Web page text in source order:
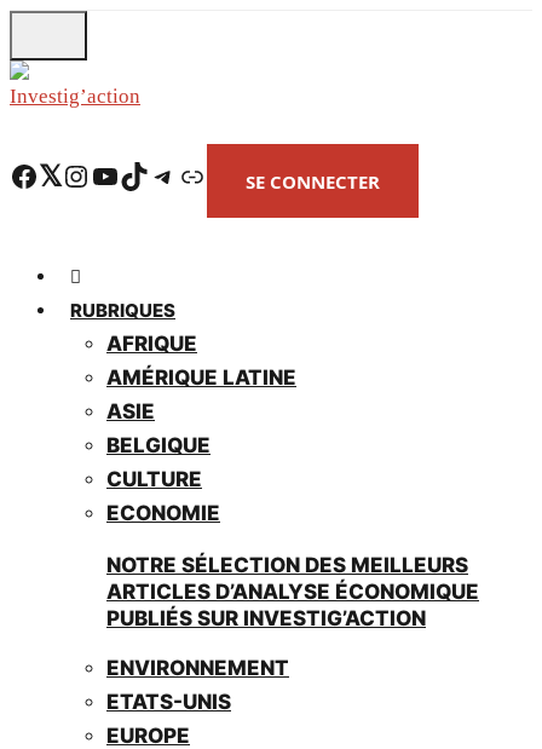
to
main
Facebook Twitter Instagram YouTube TikTok Telegram Lien SE CONNECTER
RUBRIQUES
AFRIQUE
AMÉRIQUE LATINE
ASIE
BELGIQUE
CULTURE
ECONOMIE
NOTRE SÉLECTION DES MEILLEURS
ARTICLES D’ANALYSE ÉCONOMIQUE
PUBLIÉS SUR INVESTIG’ACTION
ENVIRONNEMENT
ETATS-UNIS
EUROPE